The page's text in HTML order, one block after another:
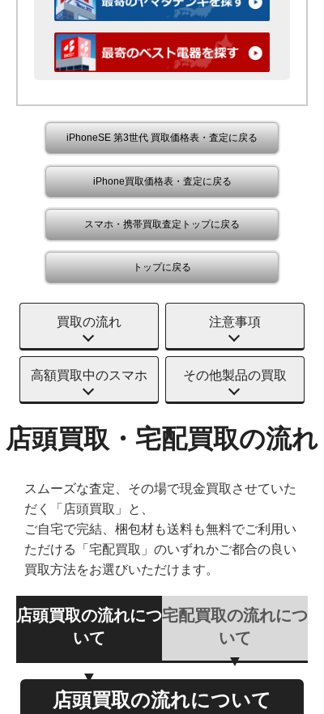
iPhoneSE 第3世代 買取価格表・査定に戻る
iPhone買取価格表・査定に戻る
スマホ・携帯買取査定トップに戻る
トップに戻る
買取の流れ 注意事項
高額買取中のスマホ その他製品の買取
店頭買取・宅配買取の流れ
スムーズな査定、その場で現金買取させていた
だく「店頭買取」と、
ご自宅で完結、梱包材も送料も無料でご利用い
ただける「宅配買取」のいずれかご都合の良い
買取方法をお選びいただけます。
店頭買取の流れにつ
いて
宅配買取の流れにつ
いて
店頭買取の流れについて